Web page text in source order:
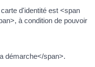
d'identité est <span
à condition de pouvoir
démarche</span>.